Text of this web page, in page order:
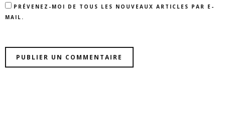
PRÉVENEZ-MOI DE TOUS LES NOUVEAUX ARTICLES PAR E-
MAIL.